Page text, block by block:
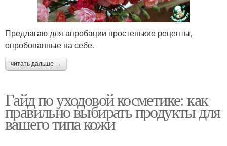
Предлагаю для апробации простенькие рецепты,
опробованные на себе.
читать дальше →
Гайд по уходовой косметике: как
правильно выбирать продукты для
вашего типа кожи